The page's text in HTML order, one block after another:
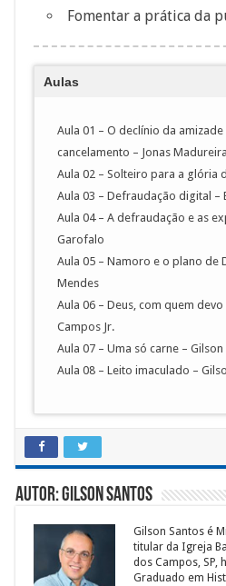
Fomentar a prática da
Aulas
Aula 01 – O declínio da
cancelamento – Jonas Madureira
Aula 02 – Solteiro para a glória
Aula 03 – Defraudação digital –
Aula 04 – A defraudação e as
Garofalo
Aula 05 – Namoro e o plano de
Mendes
Aula 06 – Deus, com quem
Campos Jr.
Aula 07 – Uma só carne – Gilson
Aula 08 – Leito imaculado –
Autor: Gilson Santos
Gilson Santos é
titular da Igreja
dos Campos, SP,
Graduado em